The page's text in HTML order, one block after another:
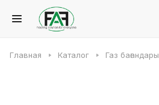
Главная Каталог Газ бағандары